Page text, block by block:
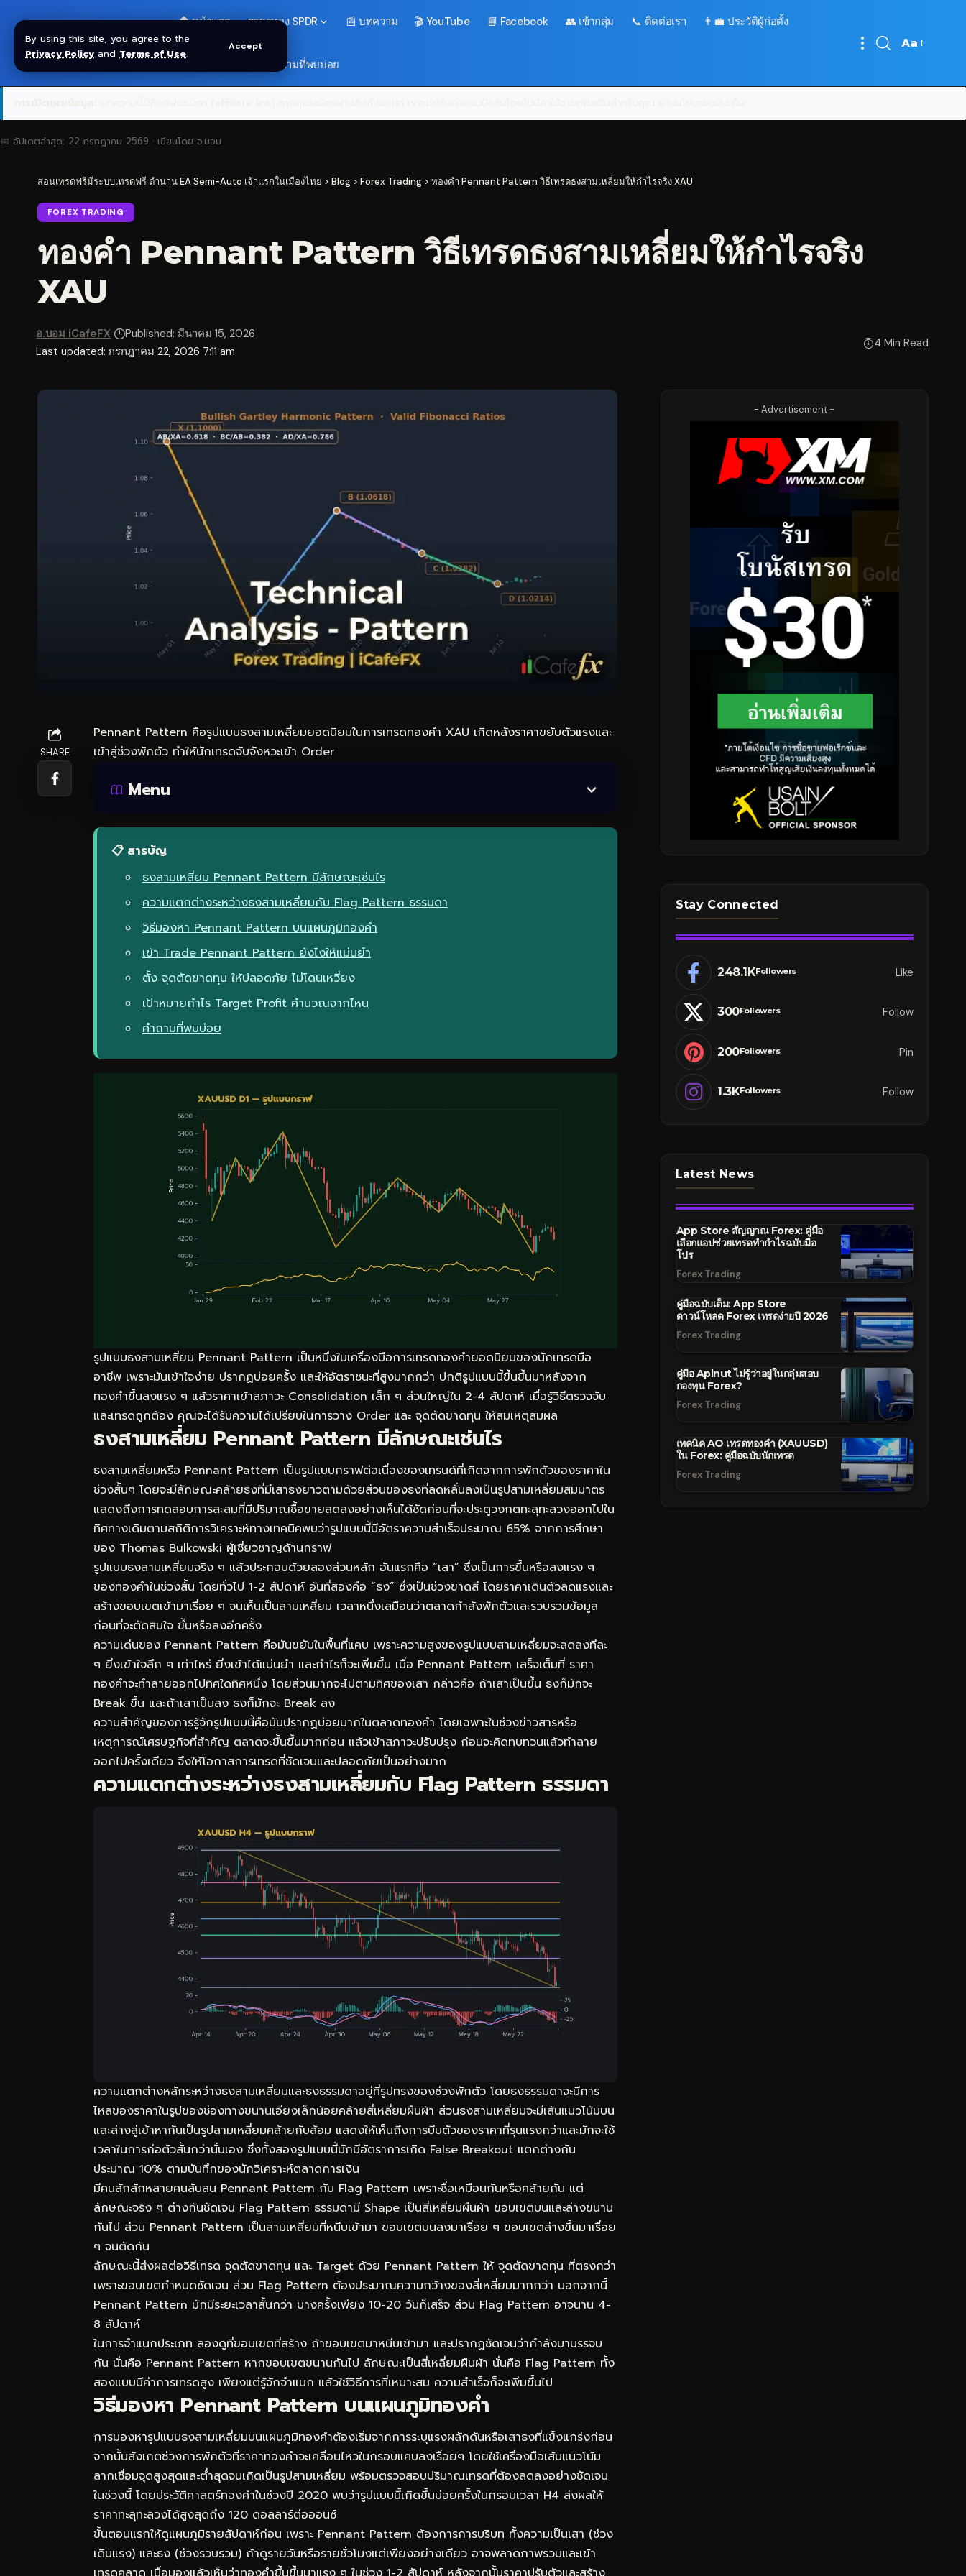
By using this site, you agree to the
Privacy Policy and Terms of Use.
Accept
🏠 หน้าแรก ราคาทอง SPDR 📰 บทความ 🎬 YouTube 📘 Facebook 👥 เข้ากลุ่ม 📞 ติดต่อเรา 👨‍💼 ประวัติผู้ก่อตั้ง
❓ คำถามที่พบบ่อย
Font
Aa
📅 อัปเดตล่าสุด: 22 กรกฎาคม 2569 · เขียนโดย อ.บอม
สอนเทรดฟรีมีระบบเทรดฟรี ตำนาน EA Semi-Auto เจ้าแรกในเมืองไทย > Blog > Forex Trading > ทองคำ Pennant Pattern วิธีเทรดธงสามเหลี่ยมให้กำไรจริง XAU
FOREX TRADING
ทองคำ Pennant Pattern วิธีเทรดธงสามเหลี่ยมให้กำไรจริง
XAU
Last updated: กรกฎาคม 22, 2026 7:11 am
อ.บอม iCafeFX Published: มีนาคม 15, 2026
4 Min Read
SHARE
Pennant Pattern คือรูปแบบธงสามเหลี่ยมยอดนิยมในการเทรดทองคำ XAU เกิดหลังราคาขยับตัวแรงและ
เข้าสู่ช่วงพักตัว ทำให้นักเทรดจับจังหวะเข้า Order
Menu
📋 สารบัญ
ธงสามเหลี่ยม Pennant Pattern มีลักษณะเช่นไร
ความแตกต่างระหว่างธงสามเหลี่ยมกับ Flag Pattern ธรรมดา
วิธีมองหา Pennant Pattern บนแผนภูมิทองคำ
เข้า Trade Pennant Pattern ยังไงให้แม่นยำ
ตั้ง จุดตัดขาดทุน ให้ปลอดภัย ไม่โดนเหวี่ยง
เป้าหมายกำไร Target Profit คำนวณจากไหน
คำถามที่พบบ่อย
รูปแบบธงสามเหลี่ยม Pennant Pattern เป็นหนึ่งในเครื่องมือการเทรดทองคำยอดนิยมของนักเทรดมือ
อาชีพ เพราะมันเข้าใจง่าย ปรากฏบ่อยครั้ง และให้อัตราชนะที่สูงมากกว่า ปกติรูปแบบนี้ขึ้นขึ้นมาหลังจาก
ทองคำขึ้นลงแรง ๆ แล้วราคาเข้าสภาวะ Consolidation เล็ก ๆ ส่วนใหญ่ใน 2-4 สัปดาห์ เมื่อรู้วิธีตรวจจับ
และเทรดถูกต้อง คุณจะได้รับความได้เปรียบในการวาง Order และ จุดตัดขาดทุน ให้สมเหตุสมผล
ธงสามเหลี่ยม Pennant Pattern มีลักษณะเช่นไร
ธงสามเหลี่ยมหรือ Pennant Pattern เป็นรูปแบบกราฟต่อเนื่องของเทรนด์ที่เกิดจากการพักตัวของราคาใน
ช่วงสั้นๆ โดยจะมีลักษณะคล้ายธงที่มีเสาธงยาวตามด้วยส่วนของธงที่ลดหลั่นลงเป็นรูปสามเหลี่ยมสมมาตร
แสดงถึงการทดสอบการสะสมที่มีปริมาณซื้อขายลดลงอย่างเห็นได้ชัดก่อนที่จะประตูวงกตทะลุทะลวงออกไปใน
ทิศทางเดิมตามสถิติการวิเคราะห์ทางเทคนิคพบว่ารูปแบบนี้มีอัตราความสำเร็จประมาณ 65% จากการศึกษา
ของ Thomas Bulkowski ผู้เชี่ยวชาญด้านกราฟ
รูปแบบธงสามเหลี่ยมจริง ๆ แล้วประกอบด้วยสองส่วนหลัก อันแรกคือ “เสา” ซึ่งเป็นการขึ้นหรือลงแรง ๆ
ของทองคำในช่วงสั้น โดยทั่วไป 1-2 สัปดาห์ อันที่สองคือ “ธง” ซึ่งเป็นช่วงขาดสี โดยราคาเดินตัวลดแรงและ
สร้างขอบเขตเข้ามาเรื่อย ๆ จนเห็นเป็นสามเหลี่ยม เวลาหนึ่งเสมือนว่าตลาดกำลังพักตัวและรวบรวมข้อมูล
ก่อนที่จะตัดสินใจ ขึ้นหรือลงอีกครั้ง
ความเด่นของ Pennant Pattern คือมันขยับในพื้นที่แคบ เพราะความสูงของรูปแบบสามเหลี่ยมจะลดลงทีละ
ๆ ยิ่งเข้าใจลึก ๆ เท่าไหร่ ยิ่งเข้าได้แม่นยำ และกำไรก็จะเพิ่มขึ้น เมื่อ Pennant Pattern เสร็จเต็มที่ ราคา
ทองคำจะทำลายออกไปทิศใดทิศหนึ่ง โดยส่วนมากจะไปตามทิศของเสา กล่าวคือ ถ้าเสาเป็นขึ้น ธงก็มักจะ
Break ขึ้น และถ้าเสาเป็นลง ธงก็มักจะ Break ลง
ความสำคัญของการรู้จักรูปแบบนี้คือมันปรากฏบ่อยมากในตลาดทองคำ โดยเฉพาะในช่วงข่าวสารหรือ
เหตุการณ์เศรษฐกิจที่สำคัญ ตลาดจะขึ้นขึ้นมากก่อน แล้วเข้าสภาวะปรับปรุง ก่อนจะคิดทบทวนแล้วทำลาย
ออกไปครั้งเดียว จึงให้โอกาสการเทรดที่ชัดเจนและปลอดภัยเป็นอย่างมาก
ความแตกต่างระหว่างธงสามเหลี่ยมกับ Flag Pattern ธรรมดา
ความแตกต่างหลักระหว่างธงสามเหลี่ยมและธงธรรมดาอยู่ที่รูปทรงของช่วงพักตัว โดยธงธรรมดาจะมีการ
ไหลของราคาในรูปของช่องทางขนานเอียงเล็กน้อยคล้ายสี่เหลี่ยมผืนผ้า ส่วนธงสามเหลี่ยมจะมีเส้นแนวโน้มบน
และล่างลู่เข้าหากันเป็นรูปสามเหลี่ยมคล้ายกับส้อม แสดงให้เห็นถึงการบีบตัวของราคาที่รุนแรงกว่าและมักจะใช้
เวลาในการก่อตัวสั้นกว่านั่นเอง ซึ่งทั้งสองรูปแบบนี้มักมีอัตราการเกิด False Breakout แตกต่างกัน
ประมาณ 10% ตามบันทึกของนักวิเคราะห์ตลาดการเงิน
มีคนสักสักหลายคนสับสน Pennant Pattern กับ Flag Pattern เพราะชื่อเหมือนกันหรือคล้ายกัน แต่
ลักษณะจริง ๆ ต่างกันชัดเจน Flag Pattern ธรรมดามี Shape เป็นสี่เหลี่ยมผืนผ้า ขอบเขตบนและล่างขนาน
กันไป ส่วน Pennant Pattern เป็นสามเหลี่ยมที่หนีบเข้ามา ขอบเขตบนลงมาเรื่อย ๆ ขอบเขตล่างขึ้นมาเรื่อย
ๆ จนตัดกัน
ลักษณะนี้ส่งผลต่อวิธีเทรด จุดตัดขาดทุน และ Target ด้วย Pennant Pattern ให้ จุดตัดขาดทุน ที่ตรงกว่า
เพราะขอบเขตกำหนดชัดเจน ส่วน Flag Pattern ต้องประมาณความกว้างของสี่เหลี่ยมมากกว่า นอกจากนี้
Pennant Pattern มักมีระยะเวลาสั้นกว่า บางครั้งเพียง 10-20 วันก็เสร็จ ส่วน Flag Pattern อาจนาน 4-
8 สัปดาห์
ในการจำแนกประเภท ลองดูที่ขอบเขตที่สร้าง ถ้าขอบเขตมาหนีบเข้ามา และปรากฏชัดเจนว่ากำลังมาบรรจบ
กัน นั่นคือ Pennant Pattern หากขอบเขตขนานกันไป ลักษณะเป็นสี่เหลี่ยมผืนผ้า นั่นคือ Flag Pattern ทั้ง
สองแบบมีค่าการเทรดสูง เพียงแต่รู้จักจำแนก แล้วใช้วิธีการที่เหมาะสม ความสำเร็จก็จะเพิ่มขึ้นไป
วิธีมองหา Pennant Pattern บนแผนภูมิทองคำ
การมองหารูปแบบธงสามเหลี่ยมบนแผนภูมิทองคำต้องเริ่มจากการระบุแรงผลักดันหรือเสาธงที่แข็งแกร่งก่อน
จากนั้นสังเกตช่วงการพักตัวที่ราคาทองคำจะเคลื่อนไหวในกรอบแคบลงเรื่อยๆ โดยใช้เครื่องมือเส้นแนวโน้ม
ลากเชื่อมจุดสูงสุดและต่ำสุดจนเกิดเป็นรูปสามเหลี่ยม พร้อมตรวจสอบปริมาณเทรดที่ต้องลดลงอย่างชัดเจน
ในช่วงนี้ โดยประวัติศาสตร์ทองคำในช่วงปี 2020 พบว่ารูปแบบนี้เกิดขึ้นบ่อยครั้งในกรอบเวลา H4 ส่งผลให้
ราคาทะลุทะลวงได้สูงสุดถึง 120 ดอลลาร์ต่อออนซ์
ขั้นตอนแรกให้ดูแผนภูมิรายสัปดาห์ก่อน เพราะ Pennant Pattern ต้องการการบริบท ทั้งความเป็นเสา (ช่วง
เดินแรง) และธง (ช่วงรวบรวม) ถ้าดูรายวันหรือรายชั่วโมงแต่เพียงอย่างเดียว อาจพลาดภาพรวมและเข้า
- Advertisement -
Stay Connected
248.1KFollowers Like
300Followers Follow
200Followers Pin
1.3KFollowers Follow
Latest News
App Store สัญญาณ Forex: คู่มือ
เลือกแอปช่วยเทรดทำกำไรฉบับมือ
โปร
Forex Trading
คู่มือฉบับเต็ม: App Store
ดาวน์โหลด Forex เทรดง่ายปี 2026
Forex Trading
คู่มือ Apinut ไม่รู้ว่าอยู่ในกลุ่มสอบ
กองทุน Forex?
Forex Trading
เทคนิค AO เทรดทองคำ (XAUUSD)
ใน Forex: คู่มือฉบับนักเทรด
Forex Trading